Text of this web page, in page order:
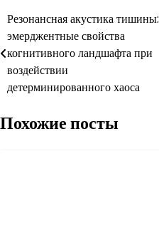
Навигация
по
записям
Резонансная акустика тишины:
эмерджентные свойства
когнитивного ландшафта при
воздействии
детерминированного хаоса
Похожие посты